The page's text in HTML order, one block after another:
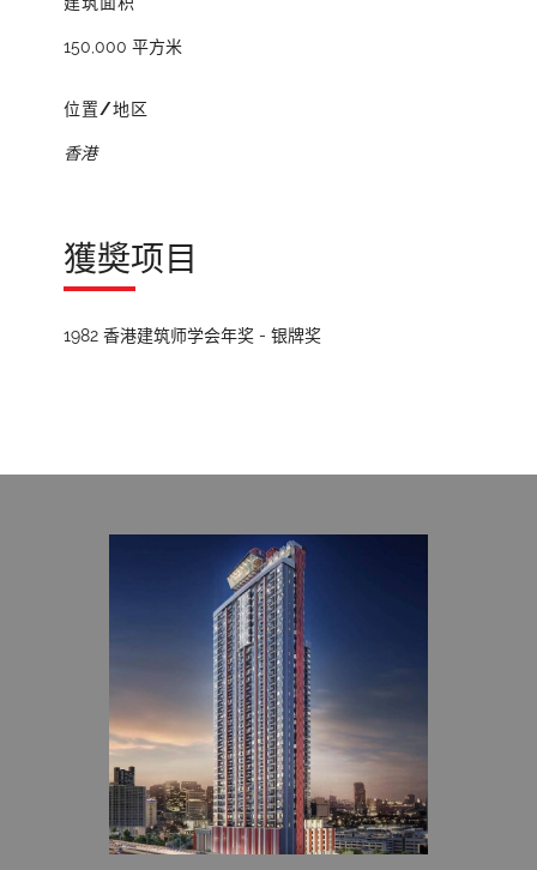
150,000 平方米
位置/地区
香港
獲奬项目
1982 香港建筑师学会年奖 - 银牌奖